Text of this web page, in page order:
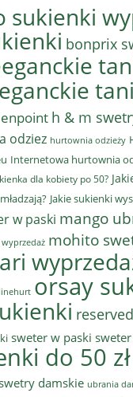
sukienki
bonprix
h & m
odziez hurtownia odzieży
Internetowa hurtownia
dla kobiety po 50?
Jakie sukienki
w paski mango
mohito
orsay
sweter w paski
do 50 zł
damskie ubrania